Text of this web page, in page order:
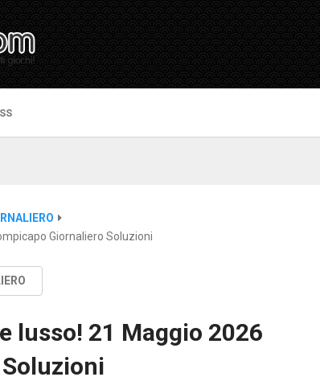
Giornaliero Soluzioni
lusso! 21 Maggio 2026